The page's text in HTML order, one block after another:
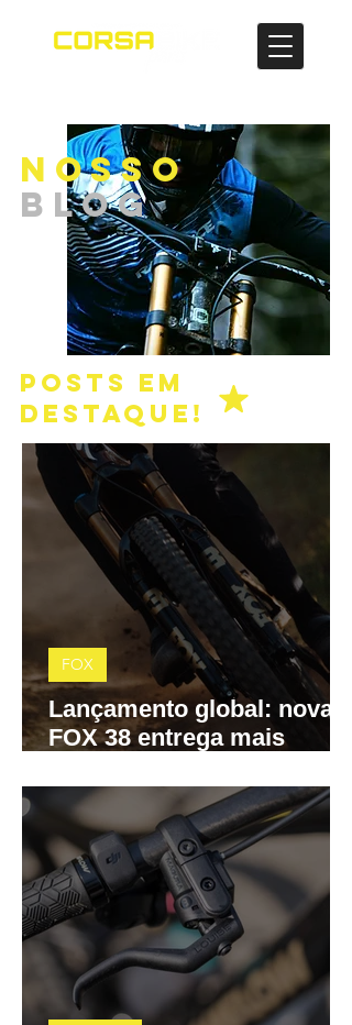
NOSSO
BLOG
POSTS EM
DESTAQUE!
Lançamento global: nova
FOX 38 entrega mais
controle total
FOX